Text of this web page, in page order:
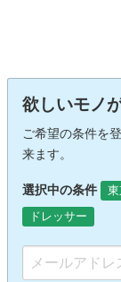
欲しいモノ
ご希望の条件を
来ます。
選択中の条件
ドレッサー